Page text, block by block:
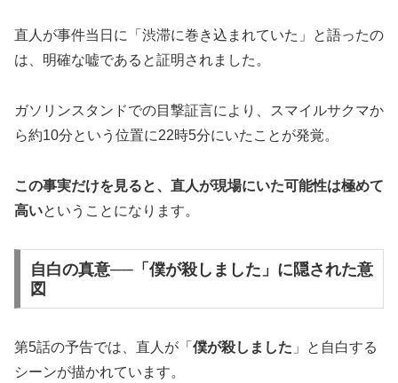
直人が事件当日に「渋滞に巻き込まれていた」と語ったの
は、明確な嘘であると証明されました。
ガソリンスタンドでの目撃証言により、スマイルサクマか
ら約10分という位置に22時5分にいたことが発覚。
この事実だけを見ると、直人が現場にいた可能性は極めて
高いということになります。
自白の真意──「僕が殺しました」に隠された意
図
第5話の予告では、直人が「 僕が殺しました 」と自白する
シーンが描かれています。